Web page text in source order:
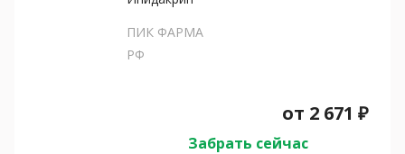
ПИК ФАРМА
РФ
от 2 671 ₽
Забрать сейчас